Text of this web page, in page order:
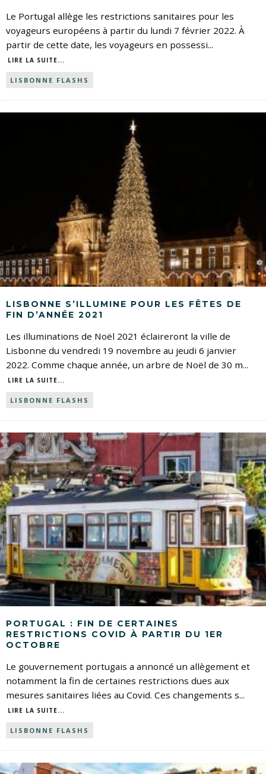
Le Portugal allège les restrictions sanitaires pour les
voyageurs européens à partir du lundi 7 février 2022. À
partir de cette date, les voyageurs en possessi...
LIRE LA SUITE...
LISBONNE FLASHS
LISBONNE S’ILLUMINE POUR LES FÊTES DE
FIN D’ANNÉE 2021
Les illuminations de Noël 2021 éclaireront la ville de
Lisbonne du vendredi 19 novembre au jeudi 6 janvier
2022. Comme chaque année, un arbre de Noël de 30 m...
LIRE LA SUITE...
LISBONNE FLASHS
PORTUGAL : FIN DE CERTAINES
RESTRICTIONS COVID À PARTIR DU 1ER
OCTOBRE
Le gouvernement portugais a annoncé un allègement et
notamment la fin de certaines restrictions dues aux
mesures sanitaires liées au Covid. Ces changements s...
LIRE LA SUITE...
LISBONNE FLASHS